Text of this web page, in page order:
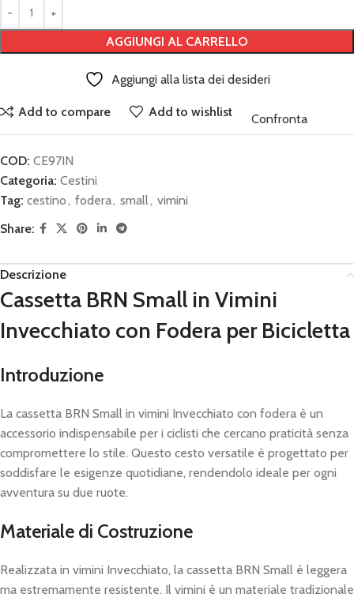
AGGIUNGI AL CARRELLO
Aggiungi alla lista dei desideri
Add to compare Add to wishlist Confronta
COD: CE97IN
Categoria: Cestini
Tag: cestino, fodera, small, vimini
Share:
Descrizione
Cassetta BRN Small in Vimini
Invecchiato con Fodera per Bicicletta
Introduzione
La cassetta BRN Small in vimini Invecchiato con fodera è un
accessorio indispensabile per i ciclisti che cercano praticità senza
compromettere lo stile. Questo cesto versatile è progettato per
soddisfare le esigenze quotidiane, rendendolo ideale per ogni
avventura su due ruote.
Materiale di Costruzione
Realizzata in vimini Invecchiato, la cassetta BRN Small è leggera
ma estremamente resistente. Il vimini è un materiale tradizionale